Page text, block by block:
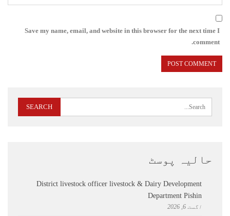
Save my name, email, and website in this browser for the next time I
comment.
حالیہ پوسٹ
District livestock officer livestock & Dairy Development
Department Pishin
اگست 6, 2026